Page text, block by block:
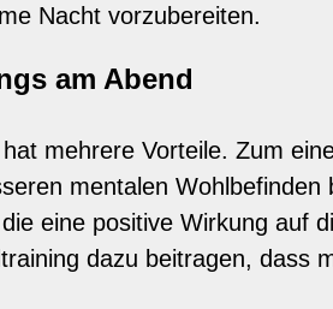
Nacht vorzubereiten.
am Abend
mehrere Vorteile. Zum
mentalen
eine positive Wirkung auf
dazu beitragen, dass